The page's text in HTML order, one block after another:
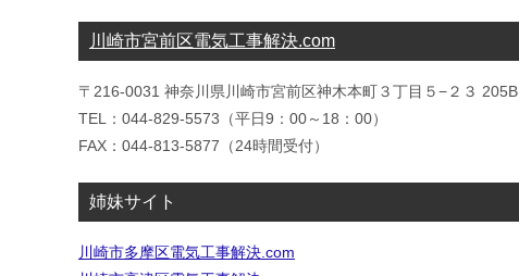
ー
ョ
ン
川崎市宮前区電気工事解決.com
〒216-0031 神奈川県川崎市宮前区神木本町３丁目５−２３ 205B
TEL：044-829-5573（平日9：00～18：00）
FAX：044-813-5877（24時間受付）
姉妹サイト
川崎市多摩区電気工事解決.com